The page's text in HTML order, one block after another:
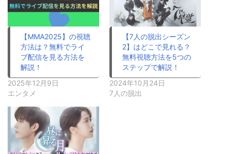
【MMA2025】の視聴
方法は？無料でライ
ブ配信を見る方法を
解説！
2025年12月9日
エンタメ
【7人の脱出シーズン
2】はどこで見れる？
無料視聴方法を5つの
ステップで解説！
2024年10月24日
7人の脱出